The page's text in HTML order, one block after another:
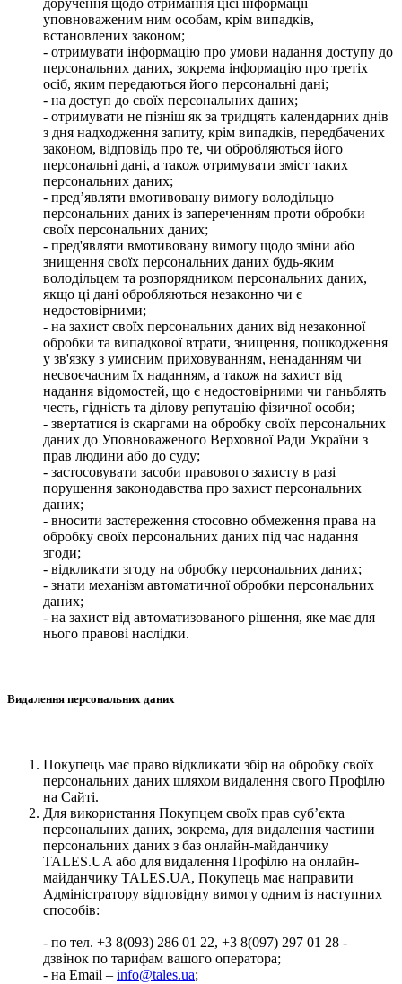
уповноваженим ним особам, крім випадків,
встановлених законом;
- отримувати інформацію про умови надання доступу до
персональних даних, зокрема інформацію про третіх
осіб, яким передаються його персональні дані;
- на доступ до своїх персональних даних;
- отримувати не пізніш як за тридцять календарних днів
з дня надходження запиту, крім випадків, передбачених
законом, відповідь про те, чи обробляються його
персональні дані, а також отримувати зміст таких
персональних даних;
- пред’являти вмотивовану вимогу володільцю
персональних даних із запереченням проти обробки
своїх персональних даних;
- пред'являти вмотивовану вимогу щодо зміни або
знищення своїх персональних даних будь-яким
володільцем та розпорядником персональних даних,
якщо ці дані обробляються незаконно чи є
недостовірними;
- на захист своїх персональних даних від незаконної
обробки та випадкової втрати, знищення, пошкодження
у зв'язку з умисним приховуванням, ненаданням чи
несвоєчасним їх наданням, а також на захист від
надання відомостей, що є недостовірними чи ганьблять
честь, гідність та ділову репутацію фізичної особи;
- звертатися із скаргами на обробку своїх персональних
даних до Уповноваженого Верховної Ради України з
прав людини або до суду;
- застосовувати засоби правового захисту в разі
порушення законодавства про захист персональних
даних;
- вносити застереження стосовно обмеження права на
обробку своїх персональних даних під час надання
згоди;
- відкликати згоду на обробку персональних даних;
- знати механізм автоматичної обробки персональних
даних;
- на захист від автоматизованого рішення, яке має для
нього правові наслідки.
Видалення персональних даних
Покупець має право відкликати збір на обробку своїх
персональних даних шляхом видалення свого Профілю
на Сайті.
Для використання Покупцем своїх прав суб’єкта
персональних даних, зокрема, для видалення частини
персональних даних з баз онлайн-майданчику
TALES.UA або для видалення Профілю на онлайн-
майданчику TALES.UA, Покупець має направити
Адміністратору відповідну вимогу одним із наступних
способів:
- по тел. +3 8(093) 286 01 22, +3 8(097) 297 01 28 -
дзвінок по тарифам вашого оператора;
- на Email – info@tales.ua;